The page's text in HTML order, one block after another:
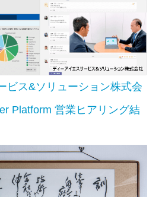
ビス&ソリューション株式会
Platform 営業ヒアリング結